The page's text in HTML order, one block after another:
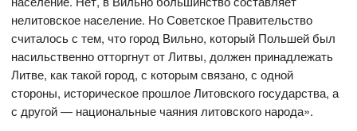
нелитовское население. Но Советское Правительство
считалось с тем, что город Вильно, который Польшей был
насильственно отторгнут от Литвы, должен принадлежать
Литве, как такой город, с которым связано, с одной
стороны, историческое прошлое Литовского государства, а
с другой — национальные чаяния литовского народа».